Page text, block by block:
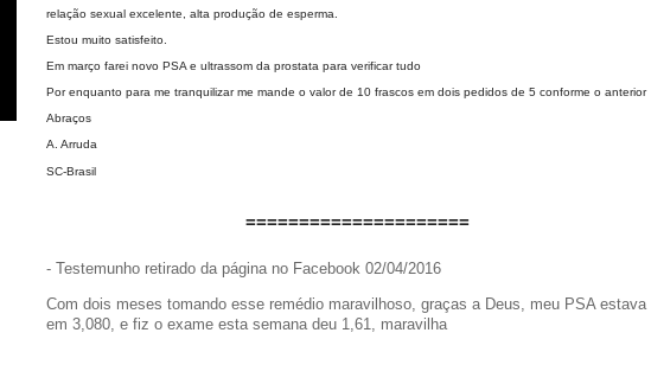
relação sexual excelente, alta produção de esperma.
Estou muito satisfeito.
Em março farei novo PSA e ultrassom da prostata para verificar tudo
Por enquanto para me tranquilizar me mande o valor de 10 frascos em dois pedidos de 5 conforme o anterior
Abraços
A. Arruda
SC-Brasil
=====================
- Testemunho retirado da página no Facebook 02/04/2016
Com dois meses tomando esse remédio maravilhoso, graças a Deus, meu PSA estava
em 3,080, e fiz o exame esta semana deu 1,61, maravilha